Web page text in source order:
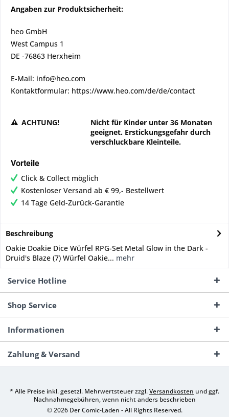
Angaben zur Produktsicherheit:
heo GmbH
West Campus 1
DE -76863 Herxheim
E-Mail: info@heo.com
Kontaktformular: https://www.heo.com/de/de/contact
ACHTUNG!
Nicht für Kinder unter 36 Monaten
geeignet. Erstickungsgefahr durch
verschluckbare Kleinteile.
Vorteile
Click & Collect möglich
Kostenloser Versand ab € 99,- Bestellwert
14 Tage Geld-Zurück-Garantie
Beschreibung
Oakie Doakie Dice Würfel RPG-Set Metal Glow in the Dark -
Druid's Blaze (7) Würfel Oakie... mehr
Service Hotline
Shop Service
Informationen
Zahlung & Versand
* Alle Preise inkl. gesetzl. Mehrwertsteuer zzgl.Versandkosten und ggf.
Nachnahmegebühren, wenn nicht anders beschrieben
© 2026 Der Comic-Laden - All Rights Reserved.